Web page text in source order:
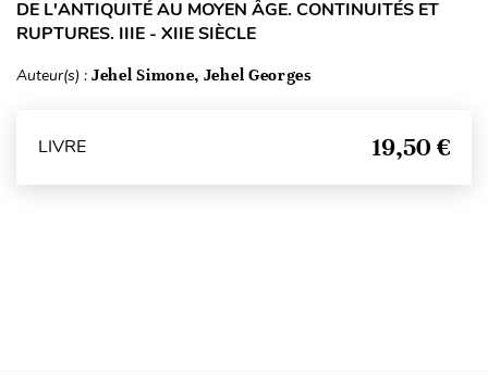
DE L'ANTIQUITÉ AU MOYEN ÂGE. CONTINUITÉS ET
RUPTURES. IIIE - XIIE SIÈCLE
Auteur(s) : Jehel Simone, Jehel Georges
LIVRE 19,50 €